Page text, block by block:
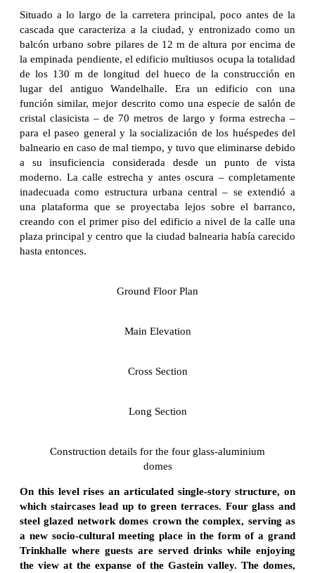
Situado a lo largo de la carretera principal, poco antes de la
cascada que caracteriza a la ciudad, y entronizado como un
balcón urbano sobre pilares de 12 m de altura por encima de
la empinada pendiente, el edificio multiusos ocupa la totalidad
de los 130 m de longitud del hueco de la construcción en
lugar del antiguo Wandelhalle. Era un edificio con una
función similar, mejor descrito como una especie de salón de
cristal clasicista – de 70 metros de largo y forma estrecha –
para el paseo general y la socialización de los huéspedes del
balneario en caso de mal tiempo, y tuvo que eliminarse debido
a su insuficiencia considerada desde un punto de vista
moderno. La calle estrecha y antes oscura – completamente
inadecuada como estructura urbana central – se extendió a
una plataforma que se proyectaba lejos sobre el barranco,
creando con el primer piso del edificio a nivel de la calle una
plaza principal y centro que la ciudad balnearia había carecido
hasta entonces.
Ground Floor Plan
Main Elevation
Cross Section
Long Section
Construction details for the four glass-aluminium
domes
On this level rises an articulated single-story structure, on
which staircases lead up to green terraces. Four glass and
steel glazed network domes crown the complex, serving as
a new socio-cultural meeting place in the form of a grand
Trinkhalle where guests are served drinks while enjoying
the view at the expanse of the Gastein valley. The domes,